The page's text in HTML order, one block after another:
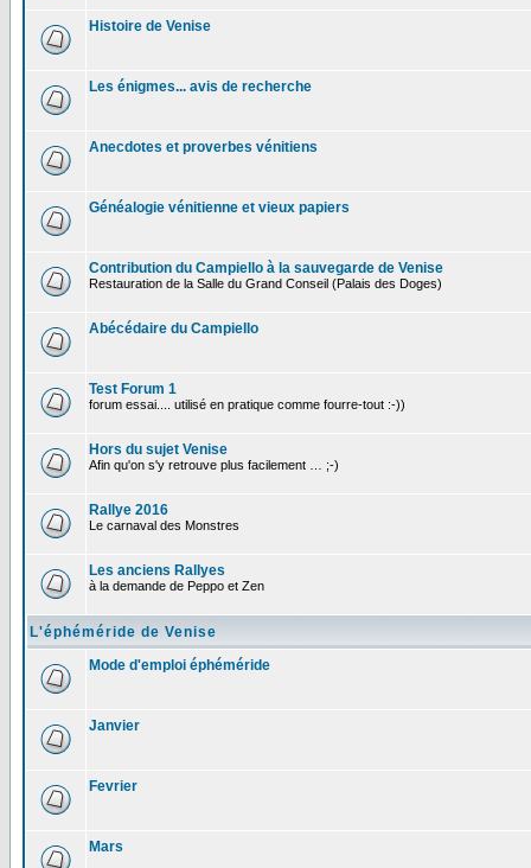
Histoire de Venise
Les énigmes... avis de recherche
Anecdotes et proverbes vénitiens
Généalogie vénitienne et vieux papiers
Contribution du Campiello à la sauvegarde de Venise
Restauration de la Salle du Grand Conseil (Palais des Doges)
Abécédaire du Campiello
Test Forum 1
forum essai.... utilisé en pratique comme fourre-tout :-))
Hors du sujet Venise
Afin qu'on s'y retrouve plus facilement … ;-)
Rallye 2016
Le carnaval des Monstres
Les anciens Rallyes
à la demande de Peppo et Zen
L'éphéméride de Venise
Mode d'emploi éphéméride
Janvier
Fevrier
Mars